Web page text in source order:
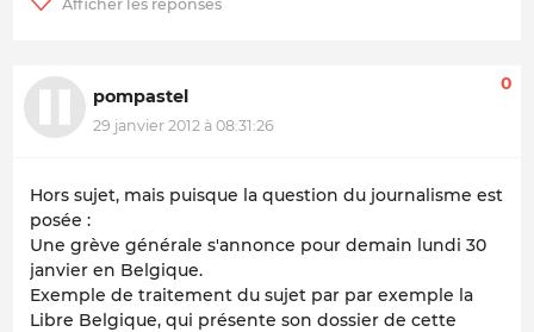
pompastel
29 janvier 2012 à 08:31:26
0
Hors sujet, mais puisque la question du journalisme est
posée :
Une grève générale s'annonce pour demain lundi 30
janvier en Belgique.
Exemple de traitement du sujet par par exemple la
Libre Belgique, qui présente son dossier de cette